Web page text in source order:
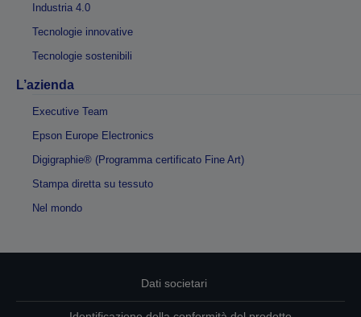
Industria 4.0
Tecnologie innovative
Tecnologie sostenibili
L’azienda
Executive Team
Epson Europe Electronics
Digigraphie® (Programma certificato Fine Art)
Stampa diretta su tessuto
Nel mondo
Dati societari